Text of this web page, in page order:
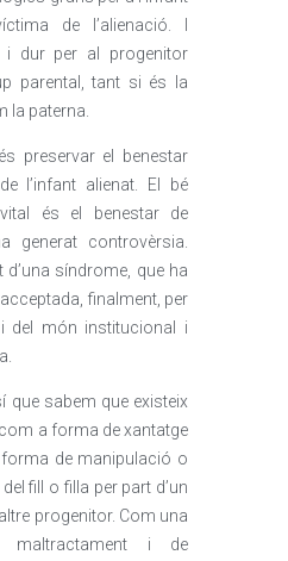
de l’alienació. I
i dur per al progenitor
parental, tant si és la
la paterna.
preservar el benestar
l’infant alienat. El bé
és el benestar de
generat controvèrsia.
d’una síndrome, que ha
finalment, per
del món institucional i
que sabem que existeix
a forma de xantatge
de manipulació o
fill o filla per part d’un
progenitor. Com una
i de